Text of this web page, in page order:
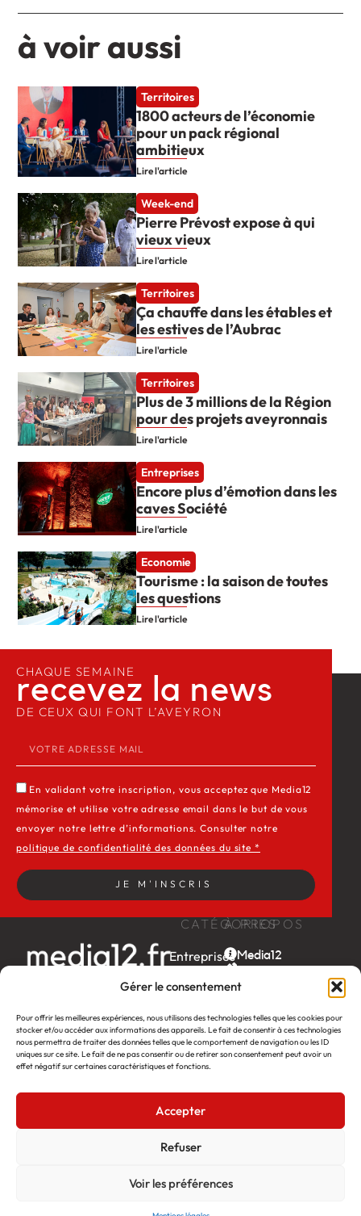
Gérer le consentement
Pour offrir les meilleures expériences, nous utilisons des technologies telles que les cookies pour
stocker et/ou accéder aux informations des appareils. Le fait de consentir à ces technologies
nous permettra de traiter des données telles que le comportement de navigation ou les ID
uniques sur ce site. Le fait de ne pas consentir ou de retirer son consentement peut avoir un
effet négatif sur certaines caractéristiques et fonctions.
Accepter
Refuser
Voir les préférences
à voir aussi
Territoires
1800 acteurs de l’économie
pour un pack régional
ambitieux
Lire l'article
Week-end
Pierre Prévost expose à qui
vieux vieux
Lire l'article
Territoires
Ça chauffe dans les étables et
les estives de l’Aubrac
Lire l'article
Territoires
Plus de 3 millions de la Région
pour des projets aveyronnais
Lire l'article
Entreprises
Encore plus d’émotion dans les
caves Société
Lire l'article
Economie
Tourisme : la saison de toutes
les questions
Lire l'article
CATÉGORIES
Entreprises
Territoires
Société
Week-
end
Ambition
by EDF
itw
Léa
À PROPOS
Media12
Contact
La news by
Média12
Création : Linov Agence Web©2026
CHAQUE SEMAINE
recevez la news​
DE CEUX QUI FONT L’AVEYRON
En validant votre inscription, vous acceptez que Media12
mémorise et utilise votre adresse email dans le but de vous
envoyer notre lettre d’informations. Consulter notre
politique de confidentialité des données du site *
JE M'INSCRIS